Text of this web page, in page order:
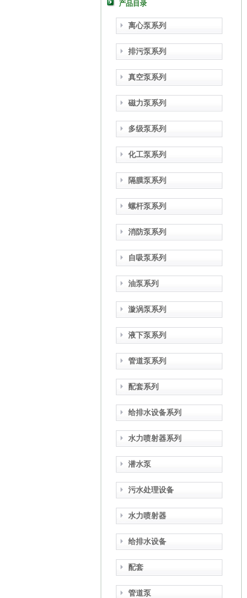
产品目录
离心泵系列
排污泵系列
真空泵系列
磁力泵系列
多级泵系列
化工泵系列
隔膜泵系列
螺杆泵系列
消防泵系列
自吸泵系列
油泵系列
漩涡泵系列
液下泵系列
管道泵系列
配套系列
给排水设备系列
水力喷射器系列
潜水泵
污水处理设备
水力喷射器
给排水设备
配套
管道泵